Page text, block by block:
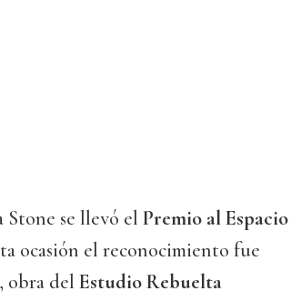
se llevó el Premio al Espacio
ocasión el reconocimiento fue
, obra del Estudio Rebuelta